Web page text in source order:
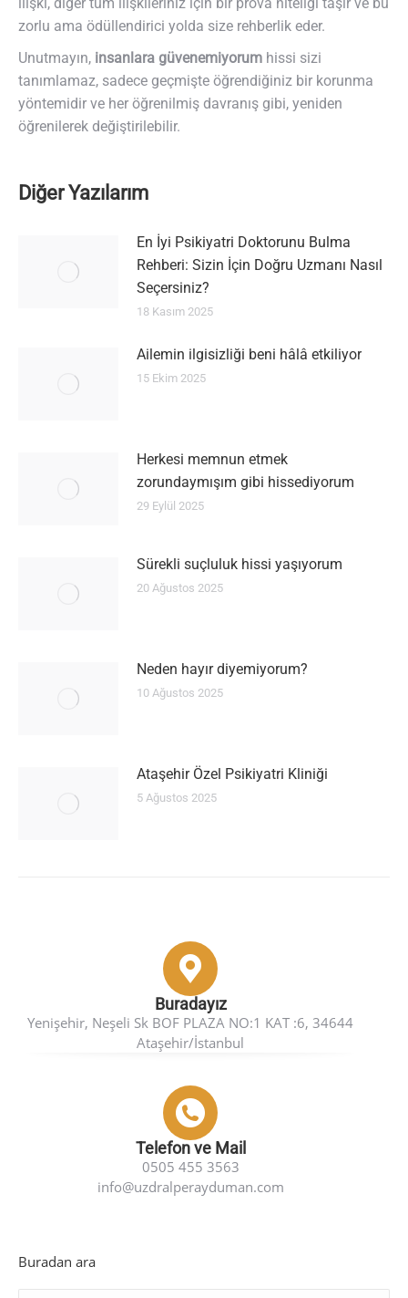
zorlu ama ödüllendirici yolda size rehberlik eder.
Unutmayın, insanlara güvenemiyorum hissi sizi
tanımlamaz, sadece geçmişte öğrendiğiniz bir korunma
yöntemidir ve her öğrenilmiş davranış gibi, yeniden
öğrenilerek değiştirilebilir.
Diğer Yazılarım
En İyi Psikiyatri Doktorunu Bulma
Rehberi: Sizin İçin Doğru Uzmanı Nasıl
Seçersiniz?
18 Kasım 2025
Ailemin ilgisizliği beni hâlâ etkiliyor
15 Ekim 2025
Herkesi memnun etmek
zorundaymışım gibi hissediyorum
29 Eylül 2025
Sürekli suçluluk hissi yaşıyorum
20 Ağustos 2025
Neden hayır diyemiyorum?
10 Ağustos 2025
Ataşehir Özel Psikiyatri Kliniği
5 Ağustos 2025
Buradayız
Yenişehir, Neşeli Sk BOF PLAZA NO:1 KAT :6, 34644
Ataşehir/İstanbul
Telefon ve Mail
0505 455 3563
info@uzdralperayduman.com
Buradan ara